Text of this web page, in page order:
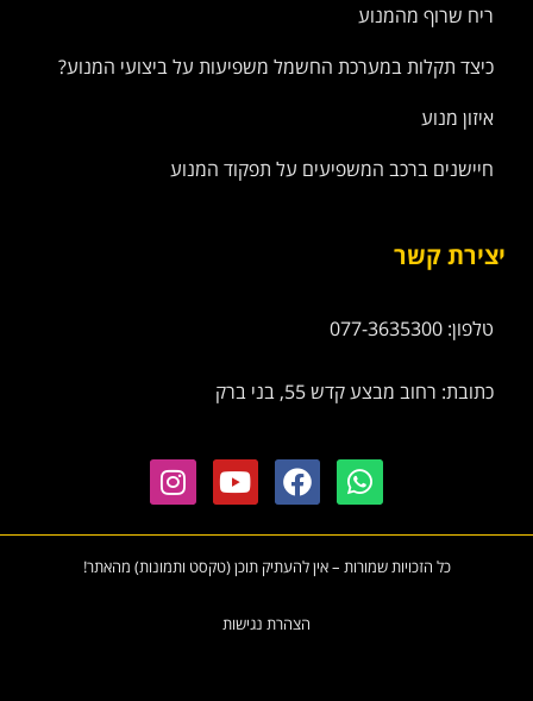
ריח שרוף מהמנוע
כיצד תקלות במערכת החשמל משפיעות על ביצועי המנוע?
איזון מנוע
חיישנים ברכב המשפיעים על תפקוד המנוע
יצירת קשר
טלפון: 077-3635300
כתובת: רחוב מבצע קדש 55, בני ברק
כל הזכויות שמורות – אין להעתיק תוכן (טקסט ותמונות) מהאתר!
הצהרת נגישות